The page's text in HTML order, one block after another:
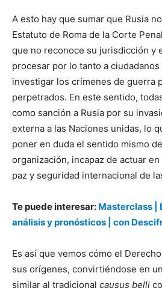
A esto hay que sumar que Rusia
Estatuto de Roma de la Corte
que no reconoce su jurisdicción y
procesar por lo tanto a
investigar los crímenes de guerra
perpetrados. En este sentido,
como sanción a Rusia por su
externa a las Naciones unidas, lo
poner en duda el sentido mismo
organización, incapaz de actuar en
paz y seguridad internacional de
Te puede interesar: Masterclass |
análisis y pronósticos | con
Es así que vemos cómo el
sus orígenes, convirtiéndose en
similar al tradicional causus belli